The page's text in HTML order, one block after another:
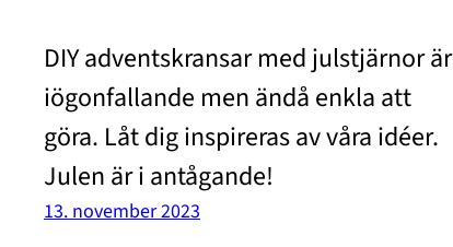
DIY adventskransar med julstjärnor är
iögonfallande men ändå enkla att
göra. Låt dig inspireras av våra idéer.
Julen är i antågande!
13. november 2023